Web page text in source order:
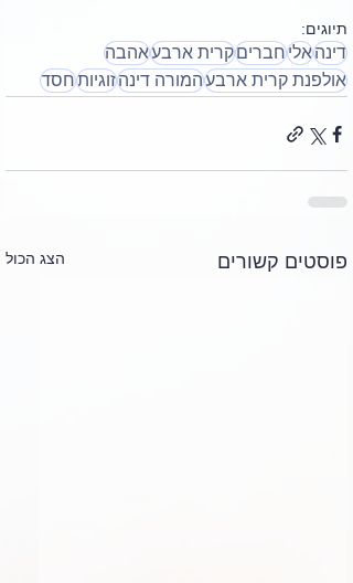
תיוגים:
דינהאליחבריםקרית ארבעאהבה
אולפנת קרית ארבעהמורה דינהזוגיותחסד
פוסטים קשורים הצג הכול